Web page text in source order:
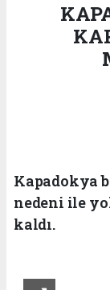
Kapadokya
nedeni ile
kaldı.